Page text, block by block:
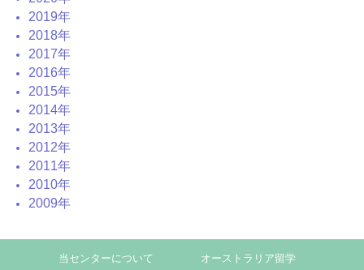
2019年
2018年
2017年
2016年
2015年
2014年
2013年
2012年
2011年
2010年
2009年
当センターについて オーストラリア留学